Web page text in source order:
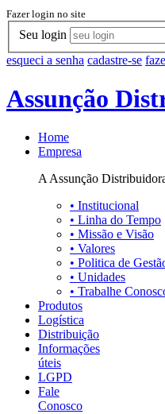
Fazer login no site
Seu login
esqueci a senha cadastre-se
Assunção
Home
Empresa
A Assunção
• Institucional
• Linha do Tempo
• Missão e Visão
• Valores
• Politica de
• Unidades
• Trabalhe
Produtos
Logística
Distribuição
Informações
úteis
LGPD
Fale
Conosco